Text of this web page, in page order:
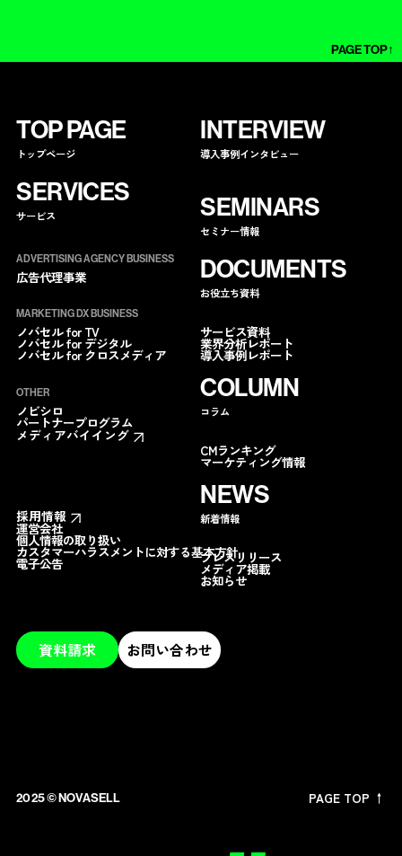
PAGE TOP↑
TOP PAGE
トップページ
INTERVIEW
導入事例インタビュー
COLUMN
コラム
CMランキング
マーケティング情報
SERVICES
サービス
ADVERTISING AGENCY BUSINESS
広告代理事業
MARKETING DX BUSINESS
ノバセル for TV
ノバセル for デジタル
ノバセル for クロスメディア
OTHER
ノビシロ
パートナープログラム
メディアバイイング
NEWS
新着情報
プレスリリース
メディア掲載
お知らせ
SEMINARS
セミナー情報
DOCUMENTS
お役立ち資料
サービス資料
業界分析レポート
導入事例レポート
採用情報
運営会社
個人情報の取り扱い
カスタマーハラスメントに対する基本方針
電子公告
資料請求 お問い合わせ
2025 ©︎ NOVASELL PAGE TOP ↑